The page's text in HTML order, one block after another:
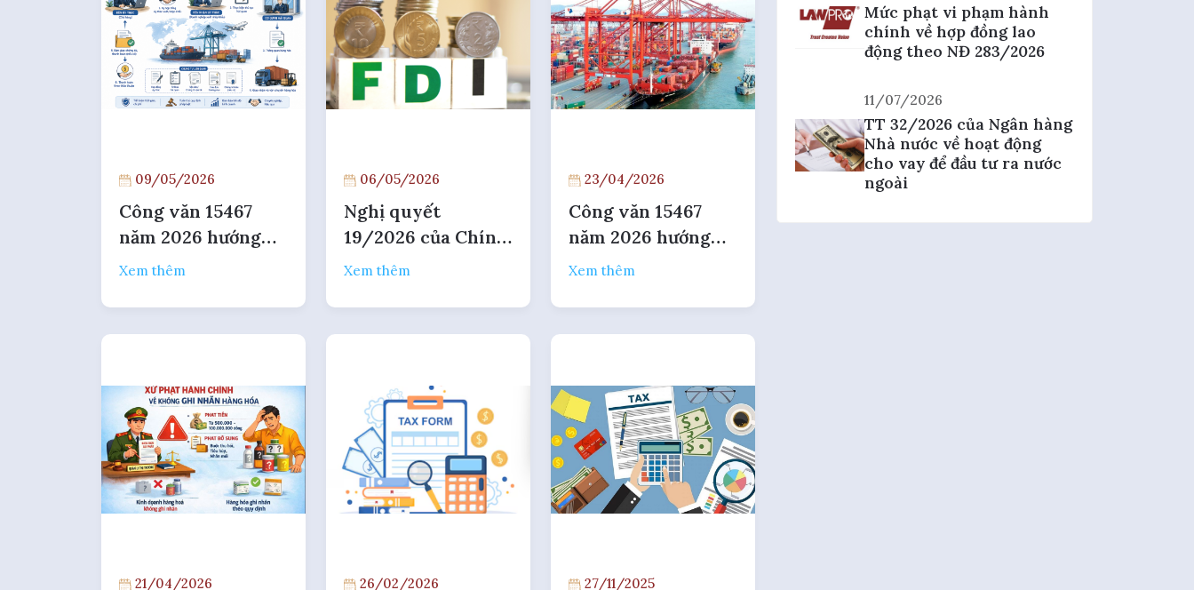
09/05/2026
Công văn 15467
năm 2026 hướng
dẫn thủ tục ủy thác
Xem thêm
06/05/2026
Nghị quyết
19/2026 của Chính
Phủ bãi bỏ một số
phép kinh doanh
thương mại quốc tế
Xem thêm
23/04/2026
Công văn 15467
năm 2026 hướng
dẫn thủ tục ủy thác
Xem thêm
21/04/2026 26/02/2026 27/11/2025
Mức phạt vi phạm hành
chính về hợp đồng lao
động theo NĐ 283/2026
11/07/2026
TT 32/2026 của Ngân hàng
Nhà nước về hoạt động
cho vay để đầu tư ra nước
ngoài